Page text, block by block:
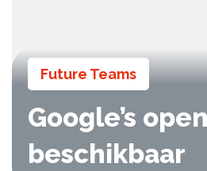
Future Teams
Google’s
beschikbaar